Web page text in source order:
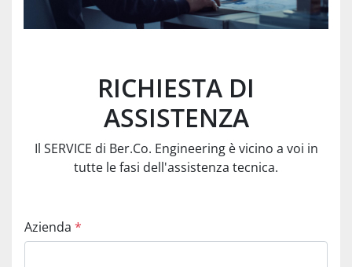
RICHIESTA DI
ASSISTENZA
Il SERVICE di Ber.Co. Engineering è vicino a voi in
tutte le fasi dell'assistenza tecnica.
Azienda *